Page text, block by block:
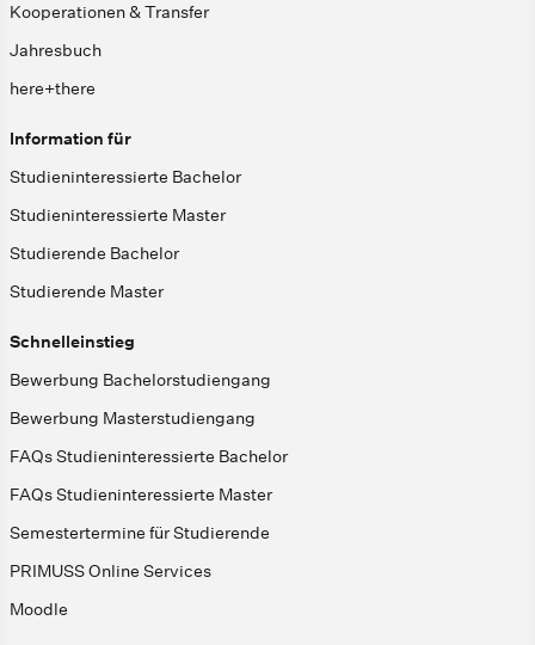
Kooperationen & Transfer
Jahresbuch
here+there
Information für
Studieninteressierte Bachelor
Studieninteressierte Master
Studierende Bachelor
Studierende Master
Schnelleinstieg
Bewerbung Bachelorstudiengang
Bewerbung Masterstudiengang
FAQs Studieninteressierte Bachelor
FAQs Studieninteressierte Master
Semestertermine für Studierende
PRIMUSS Online Services
Moodle